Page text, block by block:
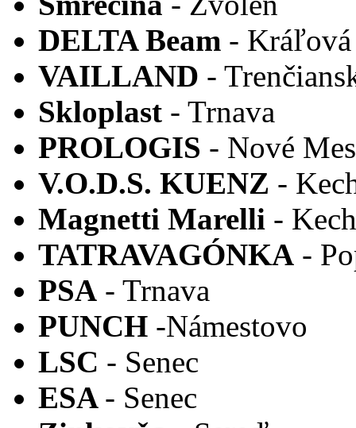
DELTA Beam - Kráľová
VAILLAND -
Skloplast - Trnava
PROLOGIS - Nové
V.O.D.S. KUENZ -
Magnetti Marelli -
TATRAVAGÓNKA -
PSA - Trnava
PUNCH -Námestovo
LSC - Senec
ESA - Senec